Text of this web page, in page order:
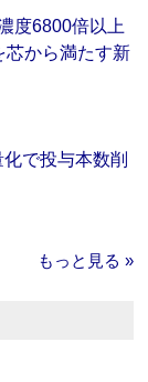
度6800倍以上
芯から満たす新
で投与本数削
もっと見る »